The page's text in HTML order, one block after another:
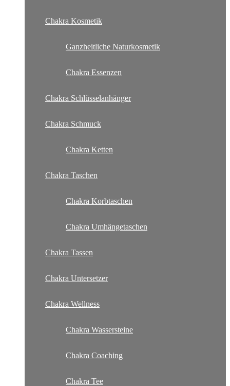
Chakra Kosmetik
Ganzheitliche Naturkosmetik
Chakra Essenzen
Chakra Schlüsselanhänger
Chakra Schmuck
Chakra Ketten
Chakra Taschen
Chakra Korbtaschen
Chakra Umhängetaschen
Chakra Tassen
Chakra Untersetzer
Chakra Wellness
Chakra Wassersteine
Chakra Coaching
Chakra Tee